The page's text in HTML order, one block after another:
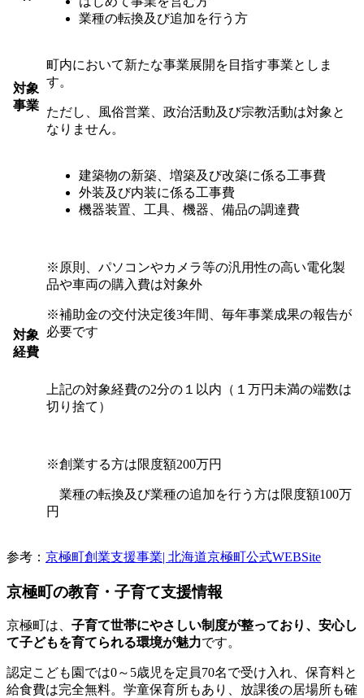
業種の転換及び追加を行う方
対象
事業
町内において新たな事業展開を目指す事業としま
す。
ただし、風俗営業、政治活動及び宗教活動は対象と
なりません。
対象
経費
建築物の新築、増築及び改築に係る工事費
外装及び内装に係る工事費
機器装置、工具、機器、備品の調達費
※原則、パソコンやカメラ等の汎用性の高い電化製
品や車両の購入費は対象外
※補助金の交付決定後3年間、毎年事業成果の報告が
必要です
上記の対象経費の2分の１以内（１万円未満の端数は
切り捨て）
※創業する方は限度額200万円
業種の転換及び業種の追加を行う方は限度額100万
円
参考： 京極町創業支援事業| 北海道京極町公式WEBSite
京極町の教育・子育て支援情報
京極町は、 子育て世帯にやさしい制度が整っており、安心し
て子どもを育てられる環境が魅力です。
認定こども園では0～5歳児を定員70名で受け入れ、保育料と
給食費は完全無料。学童保育所もあり、放課後の居場所も確